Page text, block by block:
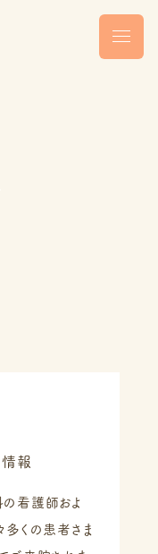
情報
看護師およ
多くの患者さま